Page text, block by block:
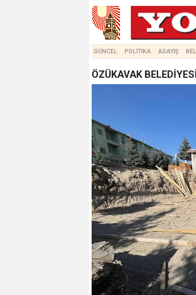
GÜNCEL POLİTİKA ASAYİŞ
ÖZÜKAVAK